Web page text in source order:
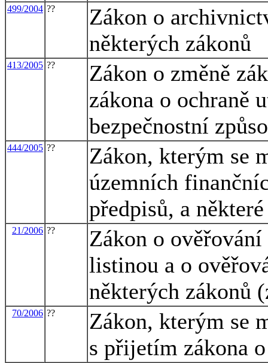
499/2004 ??
Zákon o
některých zákonů
413/2005 ??
Zákon o změně
zákona o ochraně
bezpečnostní
444/2005 ??
Zákon, kterým se
územních
předpisů, a
21/2006 ??
Zákon o
listinou a o
některých zákonů
70/2006 ??
Zákon, kterým se
s přijetím zákona